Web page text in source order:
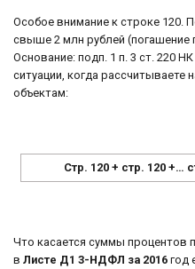
Особое внимание к строке 120.
свыше 2 млн рублей (погашение
Основание: подп. 1 п. 3 ст. 220
ситуации, когда рассчитываете
объектам:
Стр. 120 + стр. 120 +…
Что касается суммы процентов
в Листе Д1 3-НДФЛ за 2016 год